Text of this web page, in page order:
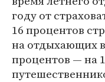
году от
16 процентов
на отдыхающих в
процентов — на